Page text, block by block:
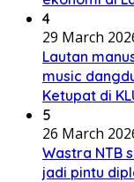
4
29 March
Lautan
music
Ketupat di
5
26 March
Wastra NTB
jadi pintu